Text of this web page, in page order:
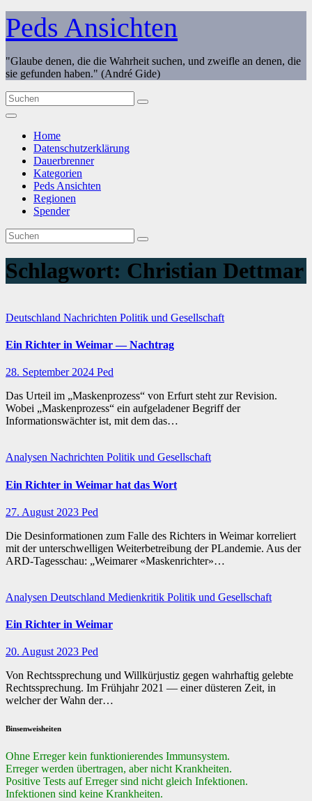
Zum
Inhalt
springen
Peds Ansichten
"Glaube denen, die die Wahrheit suchen, und zweifle an denen, die
sie gefunden haben." (André Gide)
Home
Datenschutzerklärung
Dauerbrenner
Kategorien
Peds Ansichten
Regionen
Spender
Schlagwort: Christian Dettmar
Deutschland Nachrichten Politik und Gesellschaft
Ein Richter in Weimar — Nachtrag
28. September 2024 Ped
Das Urteil im „Maskenprozess“ von Erfurt steht zur Revision.
Wobei „Maskenprozess“ ein aufgeladener Begriff der
Informationswächter ist, mit dem das…
Analysen Nachrichten Politik und Gesellschaft
Ein Richter in Weimar hat das Wort
27. August 2023 Ped
Die Desinformationen zum Falle des Richters in Weimar korreliert
mit der unterschwelligen Weiterbetreibung der PLandemie. Aus der
ARD-Tagesschau: „Weimarer «Maskenrichter»…
Analysen Deutschland Medienkritik Politik und Gesellschaft
Ein Richter in Weimar
20. August 2023 Ped
Von Rechtssprechung und Willkürjustiz gegen wahrhaftig gelebte
Rechtssprechung. Im Frühjahr 2021 — einer düsteren Zeit, in
welcher der Wahn der…
Binsenweisheiten
Ohne Erreger kein funktionierendes Immunsystem.
Erreger werden übertragen, aber nicht Krankheiten.
Positive Tests auf Erreger sind nicht gleich Infektionen.
Infektionen sind keine Krankheiten.